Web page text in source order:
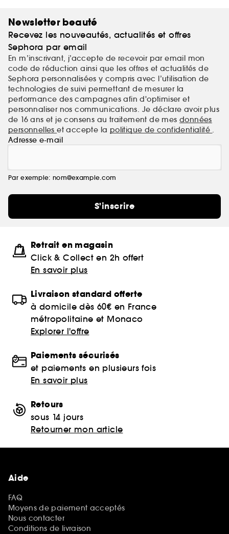
Newsletter beauté
Recevez les nouveautés, actualités et offres
Sephora par email
En m’inscrivant, j’accepte de recevoir par email mon
code de réduction ainsi que les offres et actualités de
Sephora personnalisées y compris avec l’utilisation de
technologies de suivi permettant de mesurer la
performance des campagnes afin d'optimiser et
personnaliser nos communications. Je déclare avoir plus
de 16 ans et je consens au traitement de mes données
personnelleset accepte la politique de confidentialité .
Adresse e-mail
Par exemple: nom@example.com
S'inscrire
Retrait en magasin
Click & Collect en 2h offert
En savoir plus
Livraison standard offerte
à domicile dès 60€ en France
métropolitaine et Monaco
Explorer l'offre
Paiements sécurisés
et paiements en plusieurs fois
En savoir plus
Retours
sous 14 jours
Retourner mon article
Aide
FAQ
Moyens de paiement acceptés
Nous contacter
Conditions de livraison